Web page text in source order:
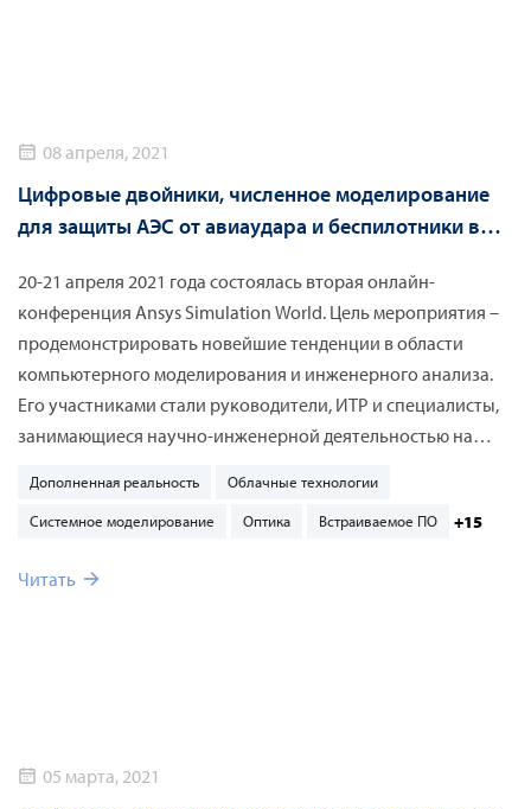
08 апреля, 2021
Цифровые двойники, численное моделирование
для защиты АЭС от авиаудара и беспилотники в
20-21 апреля 2021 года состоялась вторая онлайн-
конференция Ansys Simulation World. Цель мероприятия –
продемонстрировать новейшие тенденции в области
компьютерного моделирования и инженерного анализа.
Его участниками стали руководители, ИТР и специалисты,
занимающиеся научно-инженерной деятельностью на
отраслей.
Дополненная реальность Облачные технологии
Системное моделирование Оптика Встраиваемое ПО +15
Читать
05 марта, 2021